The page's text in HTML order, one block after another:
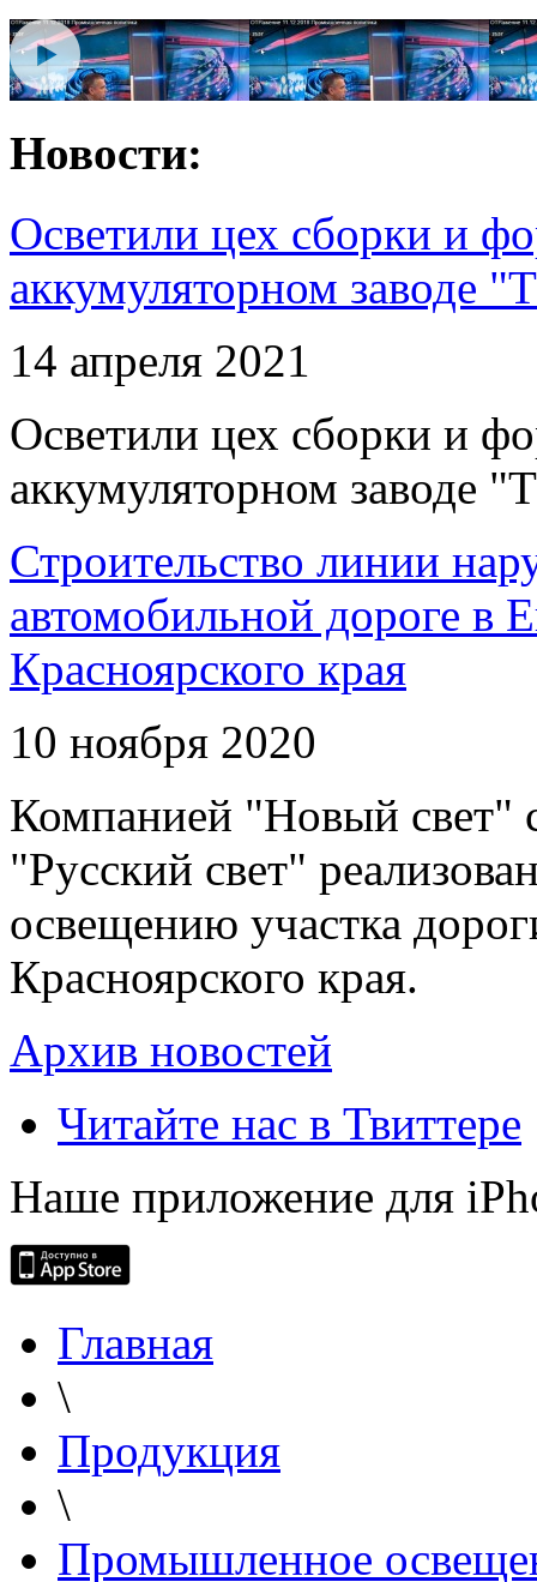
Новости:
Осветили цех сборки и
аккумуляторном заводе
14 апреля 2021
Осветили цех сборки и
аккумуляторном заводе
Строительство линии
автомобильной дороге в
Красноярского края
10 ноября 2020
Компанией "Новый свет"
"Русский свет"
освещению участка
Красноярского края.
Архив новостей
Читайте нас в Твиттере
Наше приложение для
Главная
\
Продукция
\
Промышленное